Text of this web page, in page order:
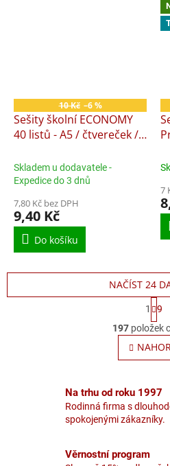
10 Kč –6 %
Sešity školní ECONOMY
40 listů - A5 / čtvereček /
Skladem u dodavatele -
Expedice do 3 dnů
7,80 Kč bez DPH
9,40 Kč
Do košíku
7
O
v
l
á
a
c
í
p
NAČÍST 24
S
t
r
á
n
k
á
n
í
1
9
197položek
Na trhu od roku 1997
Rodinná firma s
spokojenými zákazníky.
Věrnostní program